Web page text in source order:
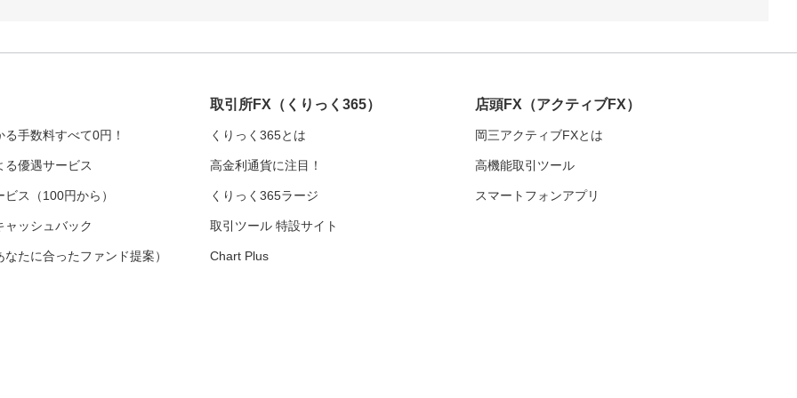
手数料すべて0円！
る優遇サービス
ス（100円から）
ャッシュバック
たに合ったファンド提案）
取引所FX （くりっく365）
くりっく365とは
高金利通貨に注目！
くりっく365ラージ
取引ツール 特設サイト
Chart Plus
店頭FX （アクティブFX）
岡三アクティブFXとは
高機能取引ツール
スマートフォンアプリ